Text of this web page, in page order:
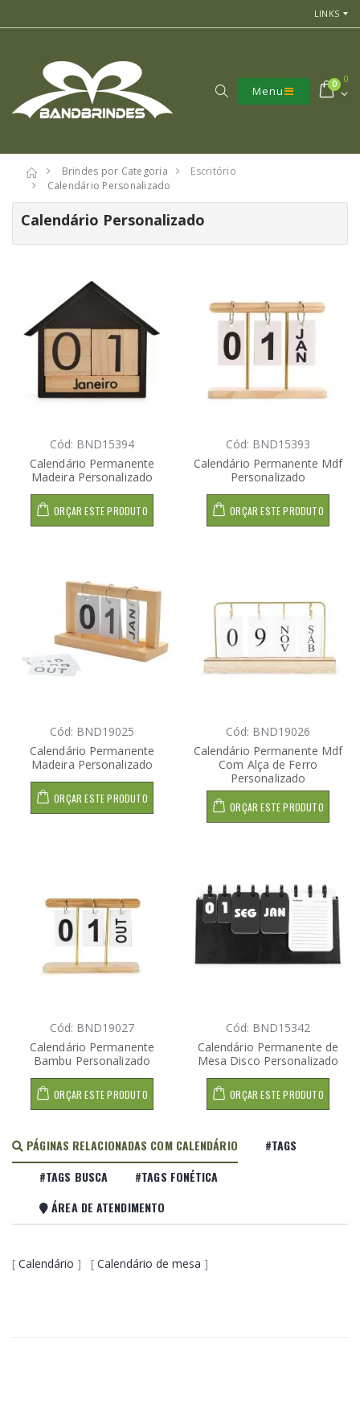
LINKS
Menu
0
0
Brindes por Categoria
Escritório
Calendário Personalizado
Calendário Personalizado
Cód: BND15394
Calendário Permanente
Madeira Personalizado
ORÇAR ESTE PRODUTO
Cód: BND15393
Calendário Permanente Mdf
Personalizado
ORÇAR ESTE PRODUTO
Cód: BND19025
Calendário Permanente
Madeira Personalizado
ORÇAR ESTE PRODUTO
Cód: BND19026
Calendário Permanente Mdf
Com Alça de Ferro
Personalizado
ORÇAR ESTE PRODUTO
Cód: BND19027
Calendário Permanente
Bambu Personalizado
ORÇAR ESTE PRODUTO
Cód: BND15342
Calendário Permanente de
Mesa Disco Personalizado
ORÇAR ESTE PRODUTO
PÁGINAS RELACIONADAS COM CALENDÁRIO
#TAGS
#TAGS BUSCA
#TAGS FONÉTICA
ÁREA DE ATENDIMENTO
[ Calendário ] [ Calendário de mesa ]